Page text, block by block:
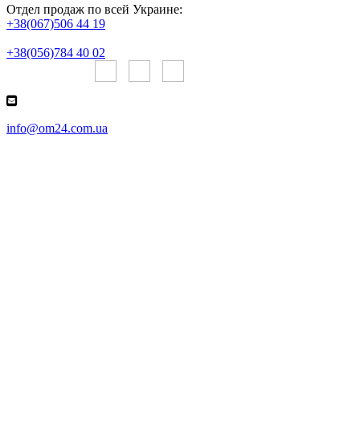
Отдел продаж по всей Украине:
+38(067)506 44 19
+38(056)784 40 02
info@om24.com.ua